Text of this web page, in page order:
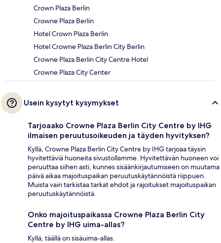
Crown Plaza Berlin
Crowne Plaza Berlin
Hotel Crown Plaza Berlin
Hotel Crowne Plaza Berlin City Berlin
Crowne Plaza Berlin City Centre Hotel
Crowne Plaza City Center
Usein kysytyt kysymykset
Tarjoaako Crowne Plaza Berlin City Centre by IHG
ilmaisen peruutusoikeuden ja täyden hyvityksen?
Kyllä, Crowne Plaza Berlin City Centre by IHG tarjoaa täysin
hyvitettäviä huoneita sivustollamme. Hyvitettävän huoneen voi
peruuttaa siihen asti, kunnes sisäänkirjautumiseen on muutama
päivä aikaa majoituspaikan peruutuskäytännöistä riippuen.
Muista vain tarkistaa tarkat ehdot ja rajoitukset majoituspaikan
peruutuskäytännöistä.
Onko majoituspaikassa Crowne Plaza Berlin City
Centre by IHG uima-allas?
Kyllä, täällä on sisäuima-allas.